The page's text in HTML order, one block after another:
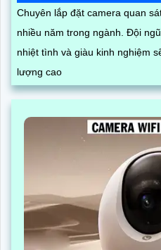
Chuyên lắp đặt camera quan
nhiều năm trong ngành. Đội ngũ kỹ thuật viên chuyên nghiệp,
nhiệt tình và giàu kinh nghiệm
lượng cao